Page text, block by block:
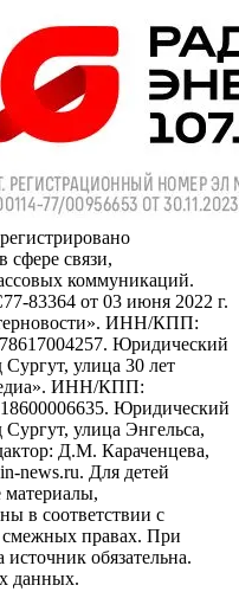
сфере связи,
коммуникаций.
83364 от 03 июня 2022 г.
ИНН/КПП:
Юридический
улица 30 лет
ИНН/КПП:
Юридический
улица Энгельса,
Д.М. Караченцева,
news.ru. Для детей
материалы,
в соответствии с
смежных правах. При
обязательна.
данных.